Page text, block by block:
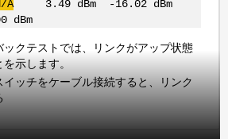
A3.49 dBm -16.02 dBm
dBm
ックテストでは、リンクがアップ状態
示します。
ッチをケーブル接続すると、リンク